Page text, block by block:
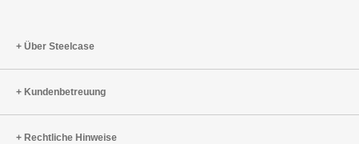
Über Steelcase
Kundenbetreuung
Rechtliche Hinweise